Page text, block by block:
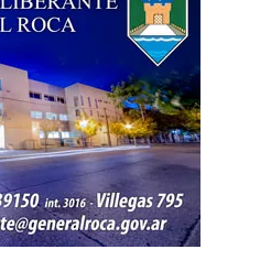
fue preservado para la
Criminalística, que realizó
Otros elementos
resguardo para determinar su
de turno, ambos hombres
marco de una causa por